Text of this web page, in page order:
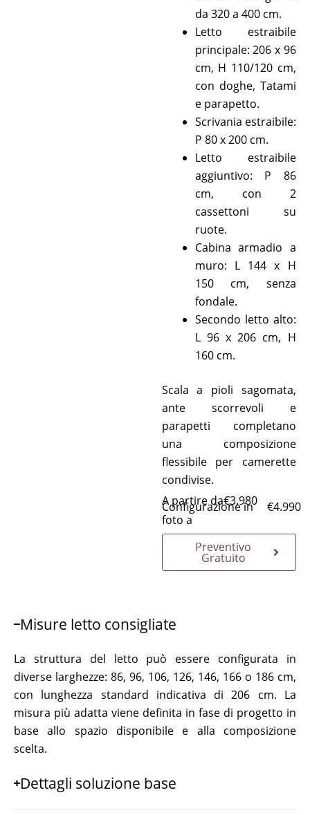
da 320 a 400 cm.
Letto estraibile
principale: 206 x 96
cm, H 110/120 cm,
con doghe, Tatami
e parapetto.
Scrivania estraibile:
P 80 x 200 cm.
Letto estraibile
aggiuntivo: P 86
cm, con 2
cassettoni su
ruote.
Cabina armadio a
muro: L 144 x H
150 cm, senza
fondale.
Secondo letto alto:
L 96 x 206 cm, H
160 cm.
Scala a pioli sagomata,
ante scorrevoli e
parapetti completano
una composizione
flessibile per camerette
condivise.
A partire da€3.980
Configurazione in
foto a
€4.990
Preventivo
Gratuito
Misure letto consigliate
La struttura del letto può essere configurata in
diverse larghezze: 86, 96, 106, 126, 146, 166 o 186 cm,
con lunghezza standard indicativa di 206 cm. La
misura più adatta viene definita in fase di progetto in
base allo spazio disponibile e alla composizione
scelta.
Dettagli soluzione base